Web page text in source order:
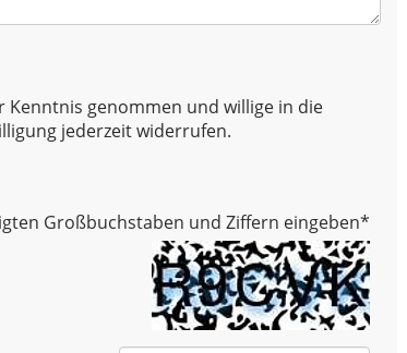
Kenntnis genommen und willige in die
jederzeit widerrufen.
Großbuchstaben und Ziffern eingeben*